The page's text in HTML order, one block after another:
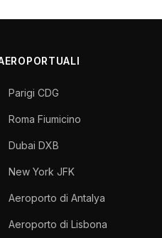
Parigi CDG
Roma Fiumicino
Dubai DXB
New York JFK
Aeroporto di Antalya
Aeroporto di Lisbona